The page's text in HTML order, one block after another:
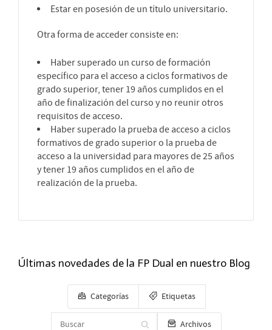
Estar en posesión de un título universitario.
Otra forma de acceder consiste en:
Haber superado un curso de formación
específico para el acceso a ciclos formativos de
grado superior, tener 19 años cumplidos en el
año de finalización del curso y no reunir otros
requisitos de acceso.
Haber superado la prueba de acceso a ciclos
formativos de grado superior o la prueba de
acceso a la universidad para mayores de 25 años
y tener 19 años cumplidos en el año de
realización de la prueba.
Últimas novedades de la FP Dual en nuestro Blog
Categorías Etiquetas
Archivos